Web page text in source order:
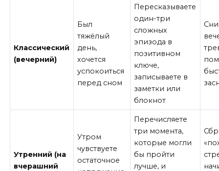
Классический
(вечерний)
Был
тяжёлый
день,
хочется
успокоиться
перед сном
Пересказываете
один-три
сложных
эпизода в
позитивном
ключе,
записываете в
заметки или
блокнот
Утренний (на
вчерашний
Утром
чувствуете
остаточное
Перечисляете
три момента,
которые могли
бы пройти
лучше, и